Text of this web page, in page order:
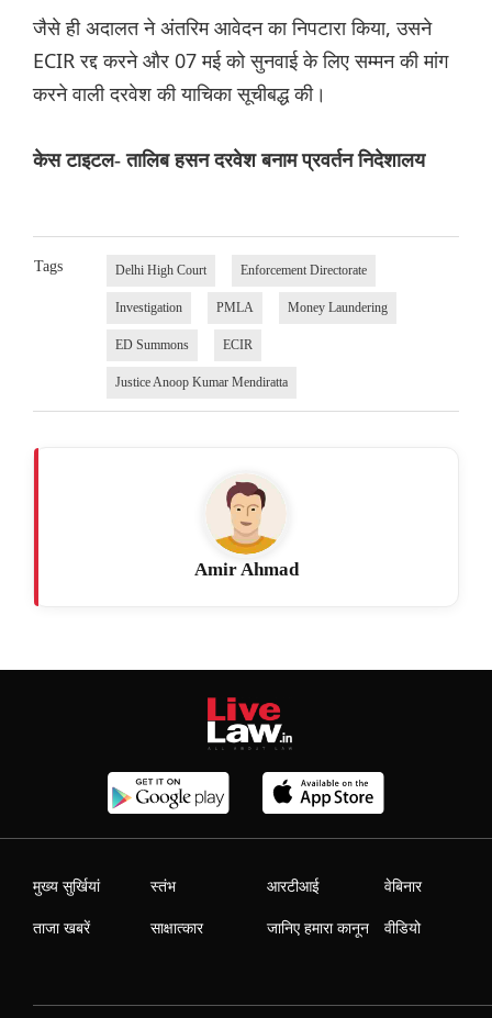
जैसे ही अदालत ने अंतरिम आवेदन का निपटारा किया, उसने
ECIR रद्द करने और 07 मई को सुनवाई के लिए सम्मन की मांग
करने वाली दरवेश की याचिका सूचीबद्ध की।
केस टाइटल- तालिब हसन दरवेश बनाम प्रवर्तन निदेशालय
Tags Delhi High Court Enforcement Directorate
Investigation PMLA Money Laundering
ED Summons ECIR
Justice Anoop Kumar Mendiratta
Amir Ahmad
मुख्य सुर्खियां
ताजा खबरें
स्तंभ
साक्षात्कार
आरटीआई
जानिए हमारा कानून
वेबिनार
वीडियो